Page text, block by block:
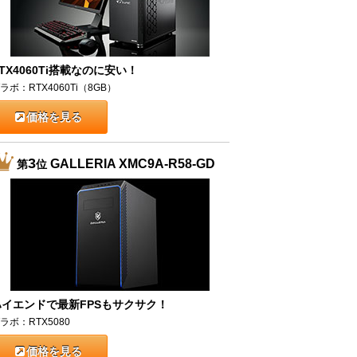
搭載なのに安い！
ボ：RTX4060Ti（8GB）
価格を見る
第3位GALLERIA XMC9A-R58-GD
エンドで最新FPSもサクサク！
ボ：RTX5080
価格を見る